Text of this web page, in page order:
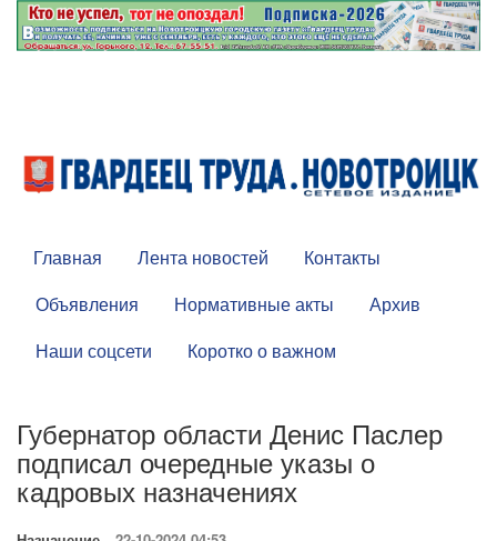
Главная Лента новостей
Контакты
Объявления
Нормативные акты
Архив
Наши соцсети
Коротко о важном
Губернатор области Денис Паслер
подписал очередные указы о
кадровых назначениях